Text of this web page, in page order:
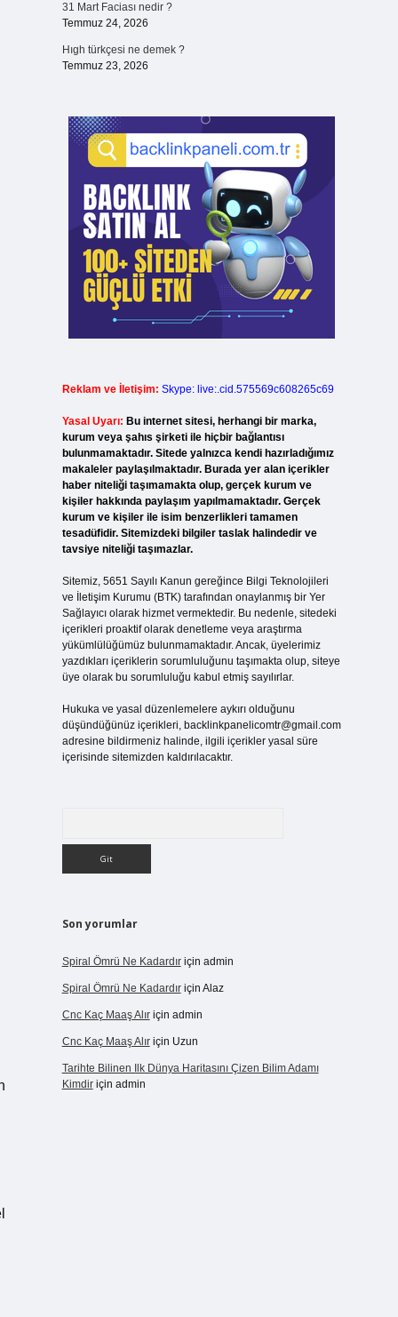
31 Mart Faciası nedir ?
Temmuz 24, 2026
Hıgh türkçesi ne demek ?
Temmuz 23, 2026
Reklam ve İletişim: Skype: live:.cid.575569c608265c69
Yasal Uyarı: Bu internet sitesi, herhangi bir marka,
kurum veya şahıs şirketi ile hiçbir bağlantısı
bulunmamaktadır. Sitede yalnızca kendi hazırladığımız
makaleler paylaşılmaktadır. Burada yer alan içerikler
haber niteliği taşımamakta olup, gerçek kurum ve
kişiler hakkında paylaşım yapılmamaktadır. Gerçek
kurum ve kişiler ile isim benzerlikleri tamamen
tesadüfidir. Sitemizdeki bilgiler taslak halindedir ve
tavsiye niteliği taşımazlar.
Sitemiz, 5651 Sayılı Kanun gereğince Bilgi Teknolojileri
ve İletişim Kurumu (BTK) tarafından onaylanmış bir Yer
Sağlayıcı olarak hizmet vermektedir. Bu nedenle, sitedeki
içerikleri proaktif olarak denetleme veya araştırma
yükümlülüğümüz bulunmamaktadır. Ancak, üyelerimiz
yazdıkları içeriklerin sorumluluğunu taşımakta olup, siteye
üye olarak bu sorumluluğu kabul etmiş sayılırlar.
Hukuka ve yasal düzenlemelere aykırı olduğunu
düşündüğünüz içerikleri, backlinkpanelicomtr@gmail.com
adresine bildirmeniz halinde, ilgili içerikler yasal süre
içerisinde sitemizden kaldırılacaktır.
Son yorumlar
Spiral Ömrü Ne Kadardıriçin admin
Spiral Ömrü Ne Kadardıriçin Alaz
Cnc Kaç Maaş Alıriçin admin
Cnc Kaç Maaş Alıriçin Uzun
Tarihte Bilinen Ilk Dünya Haritasını Çizen Bilim Adamı
Kimdiriçin admin